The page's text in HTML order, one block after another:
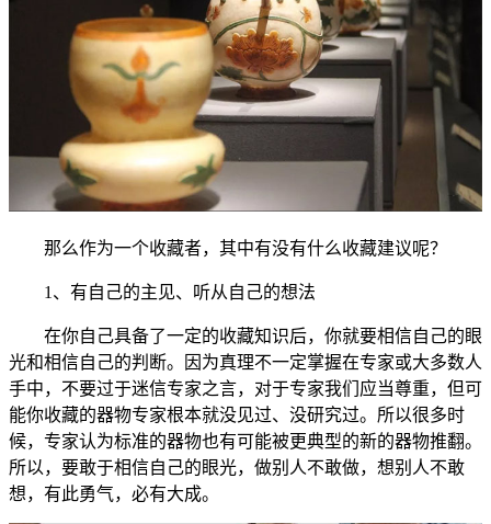
那么作为一个收藏者，其中有没有什么收藏建议呢？
1、有自己的主见、听从自己的想法
在你自己具备了一定的收藏知识后，你就要相信自己的眼
光和相信自己的判断。因为真理不一定掌握在专家或大多数人
手中，不要过于迷信专家之言，对于专家我们应当尊重，但可
能你收藏的器物专家根本就没见过、没研究过。所以很多时
候，专家认为标准的器物也有可能被更典型的新的器物推翻。
所以，要敢于相信自己的眼光，做别人不敢做，想别人不敢
想，有此勇气，必有大成。